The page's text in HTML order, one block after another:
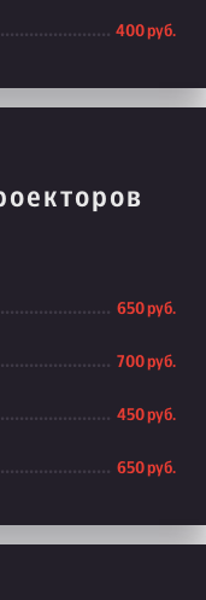
400 руб.
650 руб.
700 руб.
450 руб.
650 руб.